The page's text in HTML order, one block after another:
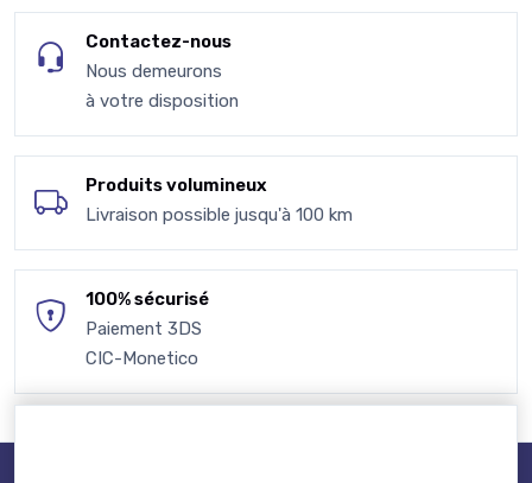
Contactez-nous
Nous demeurons
à votre disposition
Produits volumineux
Livraison possible jusqu'à 100 km
100% sécurisé
Paiement 3DS
CIC-Monetico